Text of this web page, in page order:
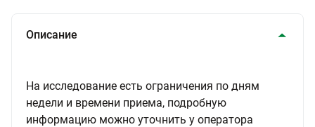
Описание
На исследование есть ограничения по дням
недели и времени приема, подробную
информацию можно уточнить у оператора